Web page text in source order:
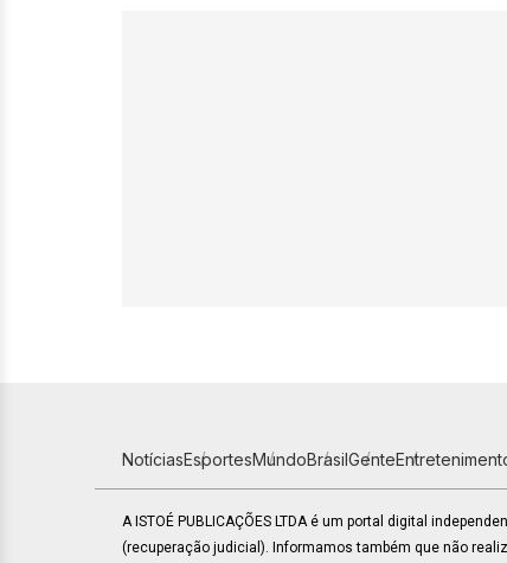
NotíciasEsportesMundoBrasilGente
A ISTOÉ PUBLICAÇÕES LTDA é um portal digital
(recuperação judicial). Informamos também que não